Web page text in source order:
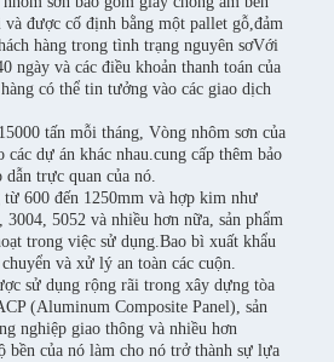
và được cố định bằng một pallet gỗ,đảm
hàng trong tình trạng nguyên sơVới
ngày và các điều khoản thanh toán của
có thể tin tưởng vào các giao dịch
tấn mỗi tháng, Vòng nhôm sơn của
các dự án khác nhau.cung cấp thêm bảo
dẫn trực quan của nó.
từ 600 đến 1250mm và hợp kim như
3004, 5052 và nhiều hơn nữa, sản phẩm
trong việc sử dụng.Bao bì xuất khẩu
và xử lý an toàn các cuộn.
sử dụng rộng rãi trong xây dựng tòa
(Aluminum Composite Panel), sản
nghiệp giao thông và nhiều hơn
bền của nó làm cho nó trở thành sự lựa